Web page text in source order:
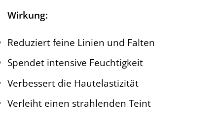
Wirkung:
Reduziert feine Linien und Falten
Spendet intensive Feuchtigkeit
Verbessert die Hautelastizität
Verleiht einen strahlenden Teint